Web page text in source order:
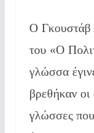
Ο Γκουστάβ
του «Ο
γλώσσα
βρεθήκαν οι
γλώσσες που